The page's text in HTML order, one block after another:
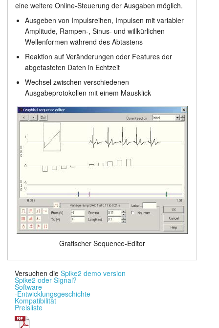
eine weitere Online-Steuerung der Ausgaben möglich.
Ausgeben von Impulsreihen, Impulsen mit variabler
Amplitude, Rampen-, Sinus- und willkürlichen
Wellenformen während des Abtastens
Reaktion auf Veränderungen oder Features der
abgetasteten Daten in Echtzeit
Wechsel zwischen verschiedenen
Ausgabeprotokollen mit einem Mausklick
Grafischer Sequence-Editor
Versuchen die Spike2 demo version
Spike2 oder Signal?
Software
-Entwicklungsgeschichte
Kompatibilität
Preisliste